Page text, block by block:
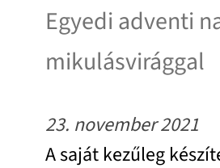
Egyedi adventi
mikulásvirággal
23. november 2021
A saját kezűleg